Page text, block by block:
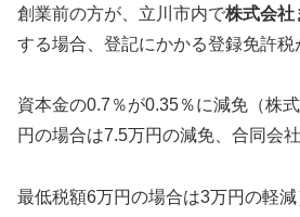
創業前の方が、立川市内で株式会社
する場合、登記にかかる登録免許税
資本金の0.7％が0.35％に減免（株
円の場合は7.5万円の減免、合同会
最低税額6万円の場合は3万円の軽